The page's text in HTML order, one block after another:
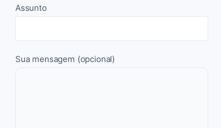
Assunto
Sua mensagem (opcional)